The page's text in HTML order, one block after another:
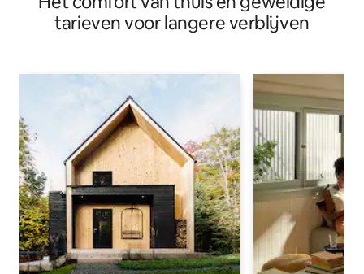
tarieven voor langere verblijven